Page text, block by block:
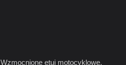
Wzmocnione etui motocyklowe,